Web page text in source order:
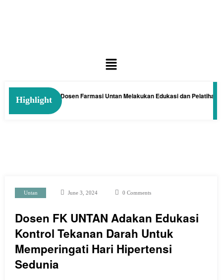
Highlight
Kelakai: Tim Dosen Farmasi Untan Melakukan Edukasi dan Pelatihan
Untan June 3, 2024 0 Comments
Dosen FK UNTAN Adakan Edukasi
Kontrol Tekanan Darah Untuk
Memperingati Hari Hipertensi
Sedunia